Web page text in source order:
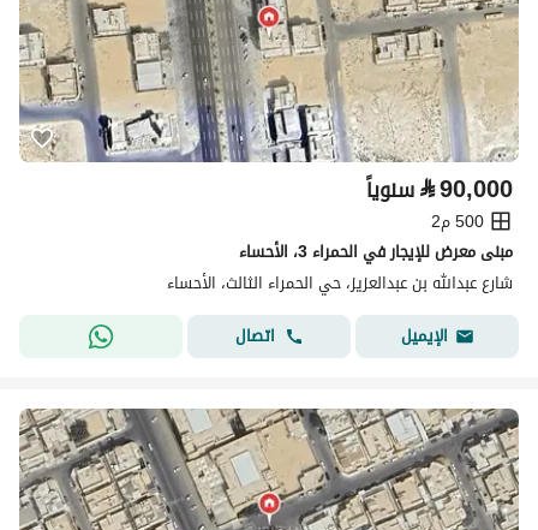
⃁90,000 سنوياً
500 م2
مبنى معرض للإيجار في الحمراء 3، الأحساء
شارع عبدالله بن عبدالعزيز، حي الحمراء الثالث، الأحساء
الإيميل
اتصال